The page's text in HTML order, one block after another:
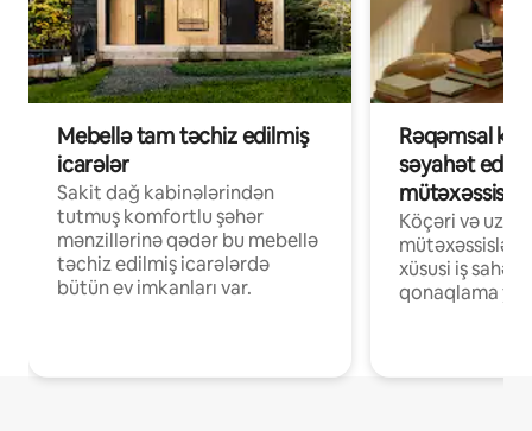
Mebellə tam təchiz edilmiş
icarələr
Sakit dağ kabinələrindən
tutmuş komfortlu şəhər
mənzillərinə qədər bu mebellə
təchiz edilmiş icarələrdə
bütün ev imkanları var.
Rəqəmsal
səyahət edən
mütəxəssislər
Köçəri və
mütəxəssislər
xüsusi iş
qonaqlama